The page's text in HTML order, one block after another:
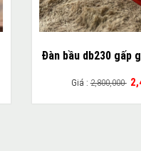
Đàn bầu db230 gấp
Giá :2,800,000